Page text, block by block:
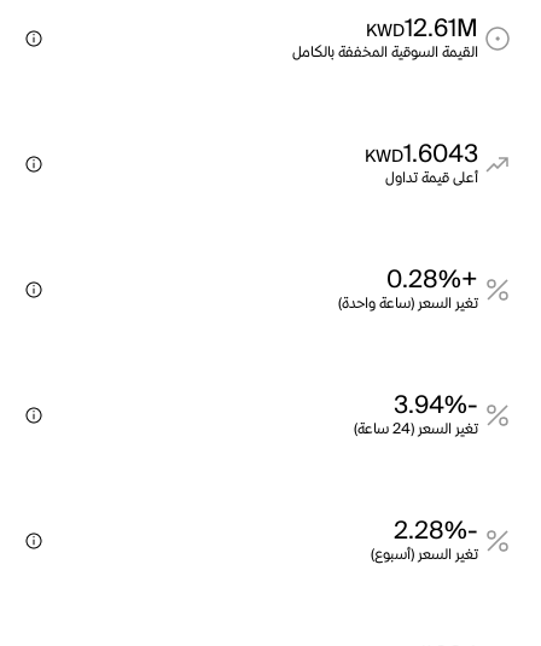
12.61M
KWD
القيمة السوقية المخففة بالكامل
1.6043
KWD
أعلى قيمة تداول
+0.28%
تغير السعر (ساعة واحدة)
-3.94%
تغير السعر (24 ساعة)
-2.28%
تغير السعر (أسبوع)